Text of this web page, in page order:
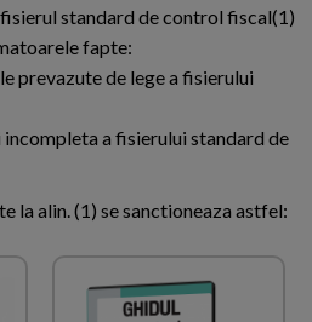
standard de control fiscal(1)
fapte:
prevazute de lege a fisierului
a fisierului standard de
la alin. (1) se sanctioneaza astfel: